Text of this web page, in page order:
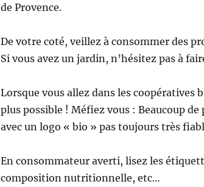
de Provence.
De votre coté, veillez à consommer des
Si vous avez un jardin, n’hésitez pas à
Lorsque vous allez dans les coopératives
plus possible ! Méfiez vous : Beaucoup
avec un logo « bio » pas toujours très
En consommateur averti, lisez les
composition nutritionnelle, etc…